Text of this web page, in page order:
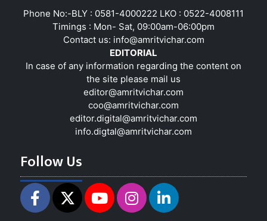
Phone No:-BLY : 0581-4000222 LKO : 0522-4008111
Timings : Mon- Sat, 09:00am-06:00pm
Contact us: info@amritvichar.com
EDITORIAL
In case of any information regarding the content on
the site please mail us
editor@amritvichar.com
coo@amritvichar.com
editor.digital@amritvichar.com
info.digtal@amritvichar.com
Follow Us